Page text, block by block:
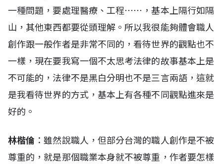
一種問題，要處理醫療、工程⋯⋯，基本上隔行如隔
山，其他東西都要從頭理解。所以我很能夠體會職人
創作跟一般作者是非常不同的，看待世界的觀點也不
一樣，現在要我寫一個不太思考法律的故事基本上是
不可能的，法律不是黑白分明也不是三言兩語，這就
是我看待世界的方式，基本上有各種不同觀點進來是
好的。
林楷倫 ：雖然說職人，但部分台灣的職人創作是不被
尊重的，就是那個職業本身就不被尊重，作者要怎樣